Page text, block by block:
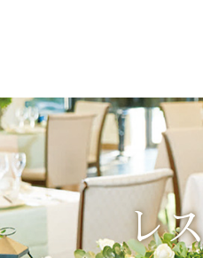
絵付
日本語ENGLISH简体中文
レ